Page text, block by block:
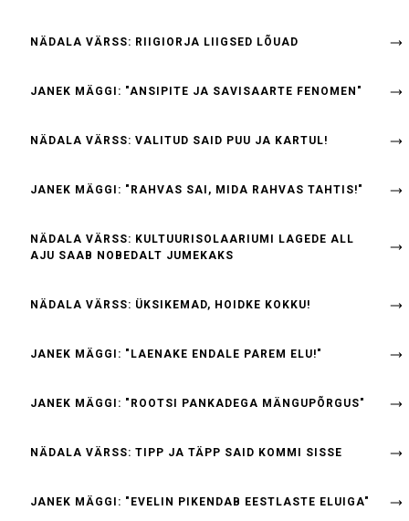
NÄDALA VÄRSS: RIIGIORJA LIIGSED LÕUAD
JANEK MÄGGI: "ANSIPITE JA SAVISAARTE FENOMEN"
NÄDALA VÄRSS: VALITUD SAID PUU JA KARTUL!
JANEK MÄGGI: "RAHVAS SAI, MIDA RAHVAS TAHTIS!"
NÄDALA VÄRSS: KULTUURISOLAARIUMI LAGEDE ALL
AJU SAAB NOBEDALT JUMEKAKS
NÄDALA VÄRSS: ÜKSIKEMAD, HOIDKE KOKKU!
JANEK MÄGGI: "LAENAKE ENDALE PAREM ELU!"
JANEK MÄGGI: "ROOTSI PANKADEGA MÄNGUPÕRGUS"
NÄDALA VÄRSS: TIPP JA TÄPP SAID KOMMI SISSE
JANEK MÄGGI: "EVELIN PIKENDAB EESTLASTE ELUIGA"